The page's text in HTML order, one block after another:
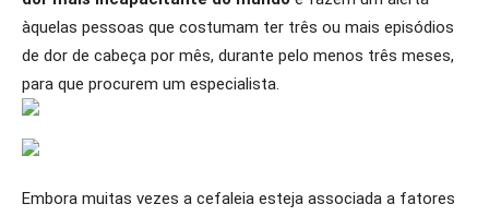
àquelas pessoas que costumam ter três ou mais episódios
de dor de cabeça por mês, durante pelo menos três meses,
para que procurem um especialista.
Embora muitas vezes a cefaleia esteja associada a fatores